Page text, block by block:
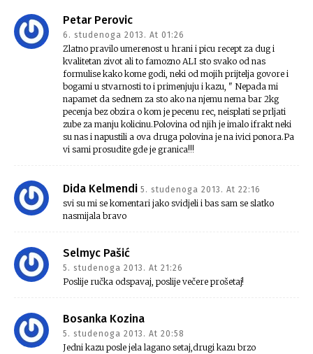
Petar Perovic
6. studenoga 2013. At 01:26
Zlatno pravilo umerenost u hrani i picu recept za dug i
kvalitetan zivot ali to famozno ALI sto svako od nas
formulise kako kome godi, neki od mojih prijtelja govore i
bogami u stvarnosti to i primenjuju i kazu, " Nepada mi
napamet da sednem za sto ako na njemu nema bar 2kg
pecenja bez obzira o kom je pecenu rec, neisplati se prljati
zube za manju kolicinu.Polovina od njih je imalo ifrakt neki
su nas i napustili a ova druga polovina je na ivici ponora.Pa
vi sami prosudite gde je granica!!!
Dida Kelmendi 5. studenoga 2013. At 22:16
svi su mi se komentari jako svidjeli i bas sam se slatko
nasmijala bravo
Selmyc Pašić
5. studenoga 2013. At 21:26
Poslije ručka odspavaj, poslije večere prošetaj!
Bosanka Kozina
5. studenoga 2013. At 20:58
Jedni kazu posle jela lagano setaj,drugi kazu brzo